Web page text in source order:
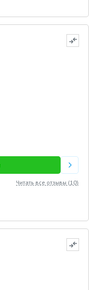
Читать все отзывы (10)